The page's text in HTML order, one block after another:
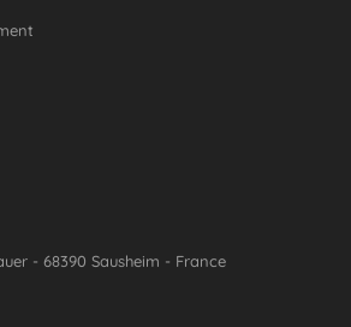
- 68390 Sausheim - France